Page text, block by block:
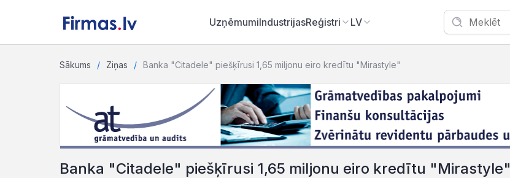
UzņēmumiIndustrijasReģistri LV
Sākums Ziņas Banka "Citadele" piešķīrusi 1,65 miljonu eiro kredītu "Mirastyle"
Banka "Citadele" piešķīrusi 1,65 miljonu eiro kredītu "Mirastyle"